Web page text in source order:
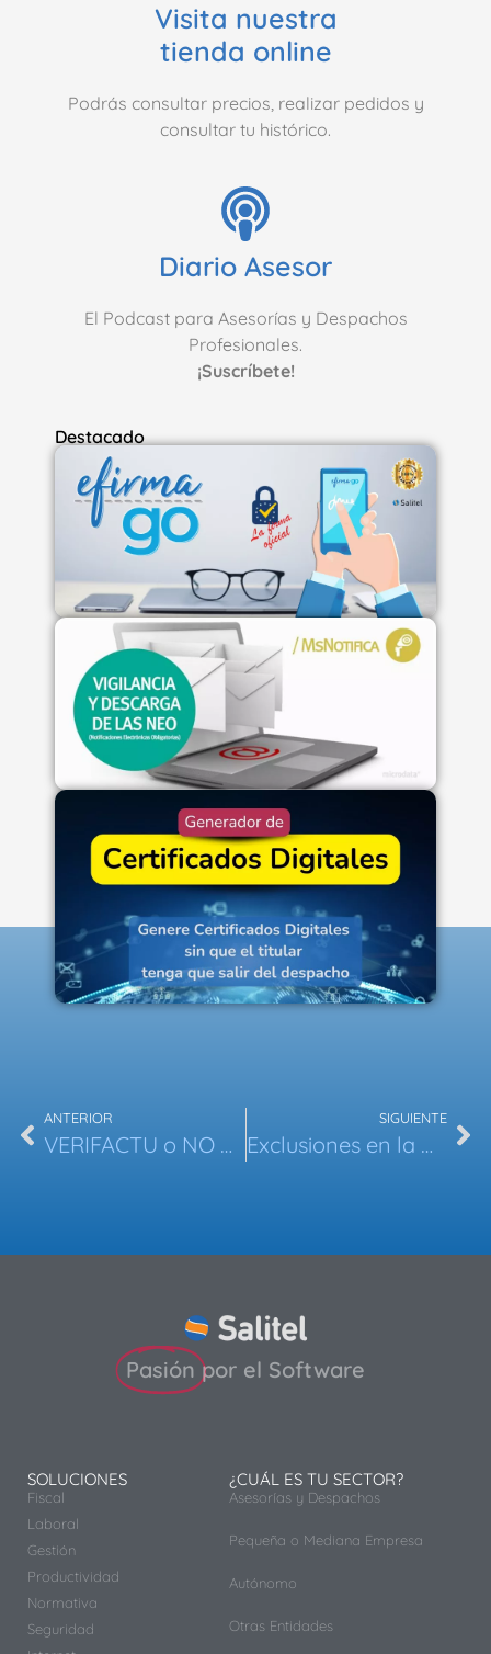
Visita nuestra
tienda online
Podrás consultar precios, realizar pedidos y
consultar tu histórico.
Diario Asesor
El Podcast para Asesorías y Despachos
Profesionales.
¡Suscríbete!
Destacado
ANTERIOR
VERIFACTU o NO VERIFACTU: ¿Cuál es la mejor opción para tu empresa?
SIGUIENTE
Exclusiones en la Obligación de Uso de VERI*FACTU
Pasión por el Software
SOLUCIONES
Fiscal
Laboral
Gestión
Productividad
Normativa
Seguridad
¿CUÁL ES TU SECTOR?
Asesorías y Despachos
Pequeña o Mediana Empresa
Autónomo
Otras Entidades